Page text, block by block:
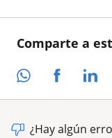
Comparte a
¿Hay algún